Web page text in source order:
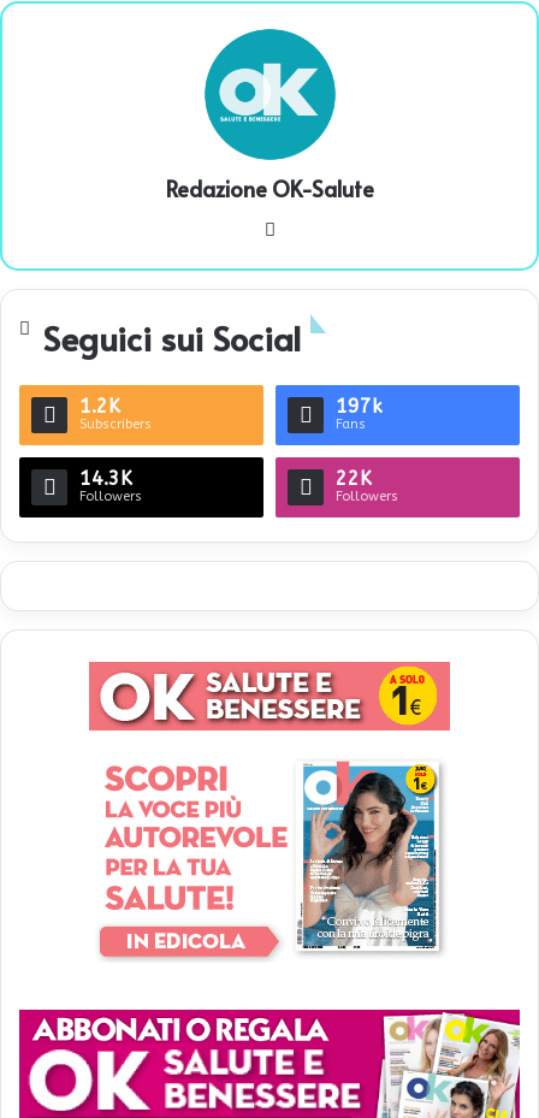
Redazione OK-Salute
te
Seguici sui Social
1.2K
Subscribers
197k
Fans
14.3K
Followers
22K
Followers